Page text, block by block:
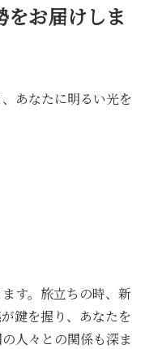
お届けしま
あなたに明るい光を
す。旅立ちの時、新
鍵を握り、あなたを
人々との関係も深ま